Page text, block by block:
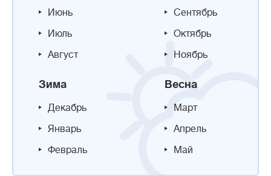
Июнь
Июль
Август
Сентябрь
Октябрь
Ноябрь
Зима
Декабрь
Январь
Февраль
Весна
Март
Апрель
Май